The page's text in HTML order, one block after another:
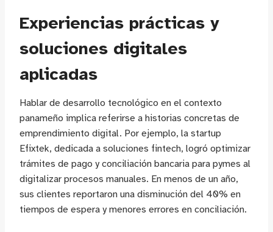
Experiencias prácticas y
soluciones digitales
aplicadas
Hablar de desarrollo tecnológico en el contexto
panameño implica referirse a historias concretas de
emprendimiento digital. Por ejemplo, la startup
Efixtek, dedicada a soluciones fintech, logró optimizar
trámites de pago y conciliación bancaria para pymes al
digitalizar procesos manuales. En menos de un año,
sus clientes reportaron una disminución del 40% en
tiempos de espera y menores errores en conciliación.